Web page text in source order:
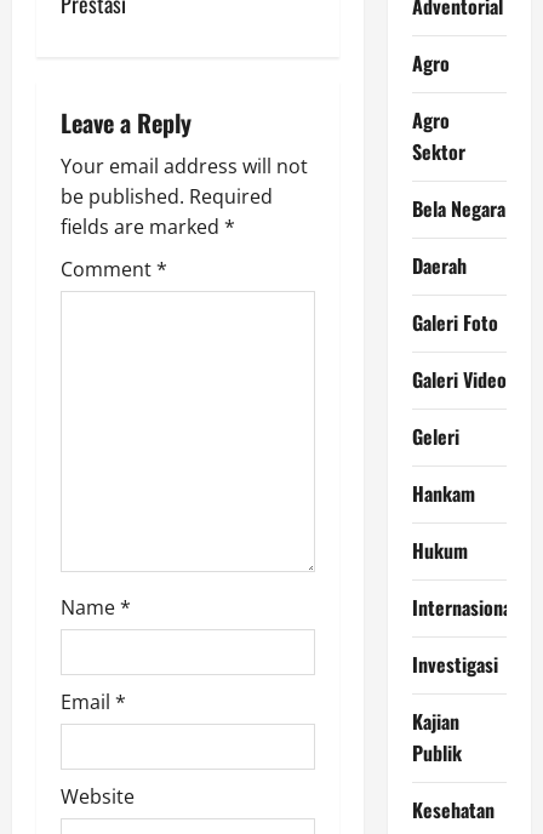
a
i
g
a
t
Leave a Reply
Your email address will not
be published. Required
fields are marked *
Comment*
Name*
Email *
Website
Agro
Agro
Sektor
Bela Negara
Daerah
Galeri Foto
Galeri Video
Geleri
Hankam
Hukum
Internasional
Investigasi
Kajian
Publik
Kesehatan